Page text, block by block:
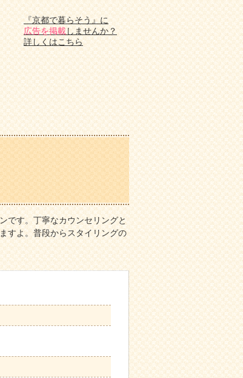
『京都で暮らそう』に
広告を掲載しませんか？
詳しくはこちら
です。丁寧なカウンセリングと
すよ。普段からスタイリングの